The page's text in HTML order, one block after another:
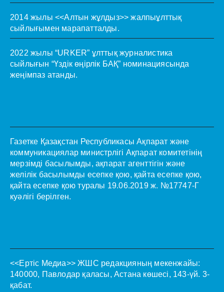
2014 жылы <<Алтын жұлдыз>> жалпыұлттық
сыйлығымен марапатталды.
2022 жылы “URKER” ұлттық журналистика
сыйлығын “Үздік өңірлік БАҚ” номинациясында
жеңімпаз атанды.
Газетке Қазақстан Республикасы Ақпарат және
коммуникациялар министрлігі Ақпарат комитетінің
мерзімді басылымды, ақпарат агенттігін және
желілік басылымды есепке қою, қайта есепке қою,
қайта есепке қою туралы 19.06.2019 ж. №17747-Г
куәлігі берілген.
<<Ертіс Медиа>> ЖШС редакцияның мекенжайы:
140000, Павлодар қаласы, Астана көшесі, 143-үй. 3-
қабат.